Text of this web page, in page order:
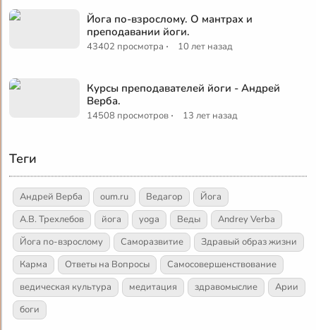
Йога по-взрослому. О мантрах и
преподавании йоги.
43402 просмотра · 10 лет назад
Курсы преподавателей йоги - Андрей
Верба.
14508 просмотров · 13 лет назад
Теги
Андрей Верба oum.ru Ведагор
Йога
А.В. Трехлебов
йога yoga Веды
Andrey Verba
Йога по-взрослому
Саморазвитие
Здравый образ жизни
Карма
Ответы на Вопросы
Самосовершенствование
ведическая культура
медитация здравомыслие
Арии
боги